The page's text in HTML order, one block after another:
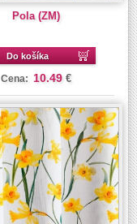
Pola (ZM)
Do košíka
Cena: 10.49 €